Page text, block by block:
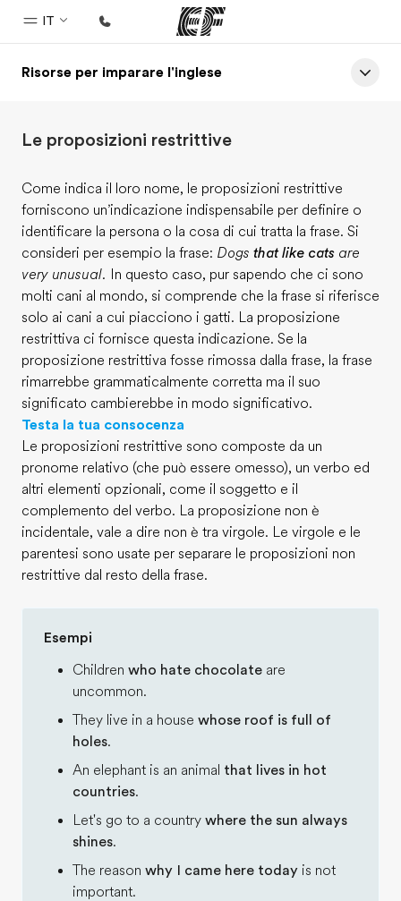
IT
Homepage
Programmi
Uffici
Trova l'ufficio più vicino
Chi siamo
La nostra organizzazione
Carriera
Lavora con noi
Risorse per imparare l'inglese
Le proposizioni restrittive
Come indica il loro nome, le proposizioni restrittive
forniscono un’indicazione indispensabile per definire o
identificare la persona o la cosa di cui tratta la frase. Si
consideri per esempio la frase: Dogs that like cats are
very unusual.
In questo caso, pur sapendo che ci sono
molti cani al mondo, si comprende che la frase si riferisce
solo ai cani a cui piacciono i gatti. La proposizione
restrittiva ci fornisce questa indicazione. Se la
proposizione restrittiva fosse rimossa dalla frase, la frase
rimarrebbe grammaticalmente corretta ma il suo
significato cambierebbe in modo significativo.
Testa la tua consocenza
Le proposizioni restrittive sono composte da un
pronome relativo (che può essere omesso), un verbo ed
altri elementi opzionali, come il soggetto e il
complemento del verbo. La proposizione non è
incidentale, vale a dire non è tra virgole. Le virgole e le
parentesi sono usate per separare le proposizioni non
restrittive dal resto della frase.
Esempi
Children who hate chocolate are
uncommon.
They live in a house whose roof is full of
holes.
An elephant is an animal that lives in hot
countries.
Let's go to a country where the sun always
shines.
The reason why I came here today is not
important.